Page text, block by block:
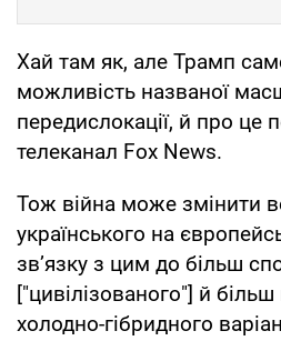
Хай там як, але Трамп
можливість названої
передислокації, й про це
телеканал Fox News.
Тож війна може змінити
українського на
зв’язку з цим до більш
["цивілізованого"] й
холодно-гібридного